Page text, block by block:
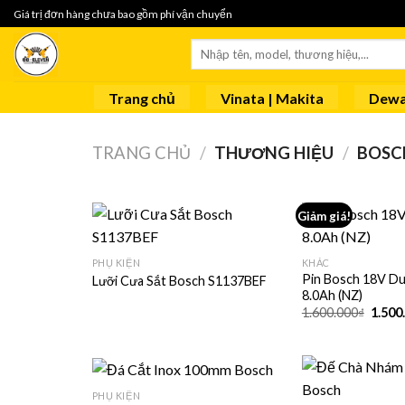
Skip
to
content
Giá trị đơn hàng chưa bao gồm phí vận chuyển
Tìm
Trang chủ Vinata | Makita
TRANG CHỦ / THƯƠNG HIỆU /
PHỤ KIỆN
Lưỡi Cưa Sắt Bosch S1137BEF
Giảm giá!
KHÁC
Pin Bosch 18V
8.0Ah (NZ)
1.600.000₫ Giá
PHỤ KIỆN